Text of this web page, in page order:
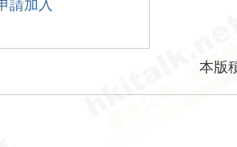
請加入
本版